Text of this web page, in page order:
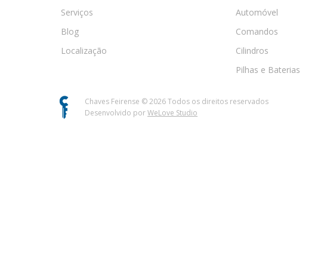
Serviços
Blog
Localização
Automóvel
Comandos
Cilindros
Pilhas e Baterias
Chaves Feirense ©2026Todos os direitos reservados
Desenvolvido porWeLove Studio